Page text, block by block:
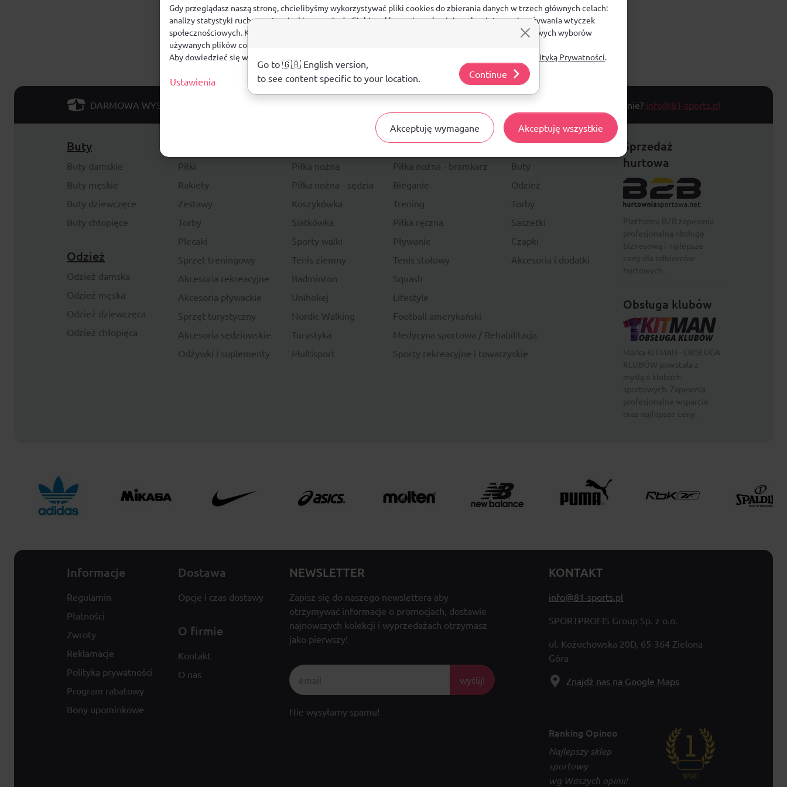
DARMOWA WYSYŁKA Masz pytanie? info@81-sports.pl
Buty
Buty damskie
Buty męskie
Buty dziewczęce
Buty chłopięce
Odzież
Odzież damska
Odzież męska
Odzież dziewczęca
Odzież chłopięca
Piłki
Rakiety
Zestawy
Torby
Plecaki
Sprzęt treningowy
Akcesoria rekreacyjne
Akcesoria pływackie
Sprzęt turystyczny
Akcesoria sędziowskie
Odżywki i suplementy
Piłka nożna
Piłka nożna - bramkarz
Piłka nożna - sędzia
Bieganie
Koszykówka
Trening
Siatkówka
Piłka ręczna
Sporty walki
Pływanie
Tenis ziemny
Tenis stołowy
Badminton
Squash
Unihokej
Lifestyle
Nordic Walking
Football amerykański
Turystyka
Medycyna sportowa / Rehabilitacja
Multisport
Sporty rekreacyjne i towarzyskie
Lifestyle
Buty
Odzież
Torby
Saszetki
Czapki
Akcesoria i dodatki
Sprzedaż
hurtowa
Obsługa klubów
Informacje
Regulamin
Płatności
Zwroty
Reklamacje
Polityka prywatności
Program rabatowy
Bony upominkowe
Dostawa
Opcje i czas dostawy
O firmie
Kontakt
O nas
NEWSLETTER
Zapisz się do naszego newslettera aby
otrzymywać informacje o promocjach, dostawie
najnowszych kolekcji i wyprzedażach otrzymasz
jako pierwszy!
wyślij!
Nie wysyłamy spamu!
KONTAKT
info@81-sports.pl
SPORTPROFIS Group Sp. z o.o.
ul. Kożuchowska 20D, 65-364 Zielona
Góra
Znajdź nas na Google Maps
Ranking Opineo
Najlepszy sklep
sportowy
wg Waszych opinii!
Gdy przeglądasz naszą stronę, chcielibyśmy wykorzystywać pliki cookies do zbierania danych w trzech głównych celach:
analizy statystyki ruchu na stronie, kierowania do Ciebie reklam w innych miejscach w internecie, używania wtyczek
społecznościowych. Kliknij poniżej, by wyrazić zgodę lub przejdź do ustawień, by dokonać szczegółowych wyborów
używanych plików cookies.
Aby dowiedzieć się więcej o plikach cookie i tym, jak wykorzystujemy Twoje dane, odwiedź naszą
Polityką Prywatności.
Ustawienia
Akceptuję wymagane Akceptuję wszystkie
Go to 🇬🇧 English version,
to see content specific to your location.
Continue